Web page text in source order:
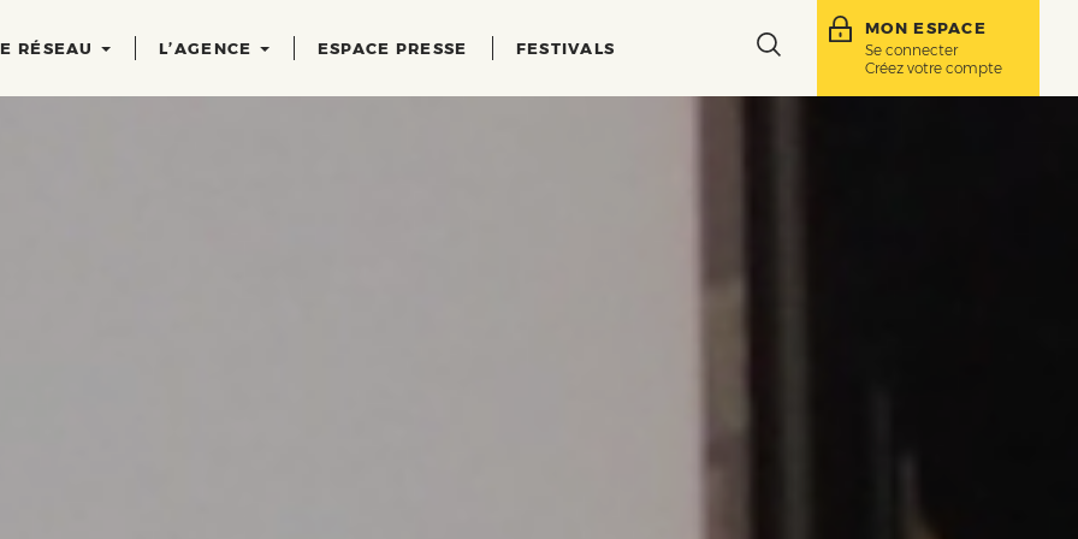
RÉSEAU L’AGENCE ESPACE PRESSE FESTIVALS
Toggle
bar
MON ESPACE
Se connecter
Créez votre compte